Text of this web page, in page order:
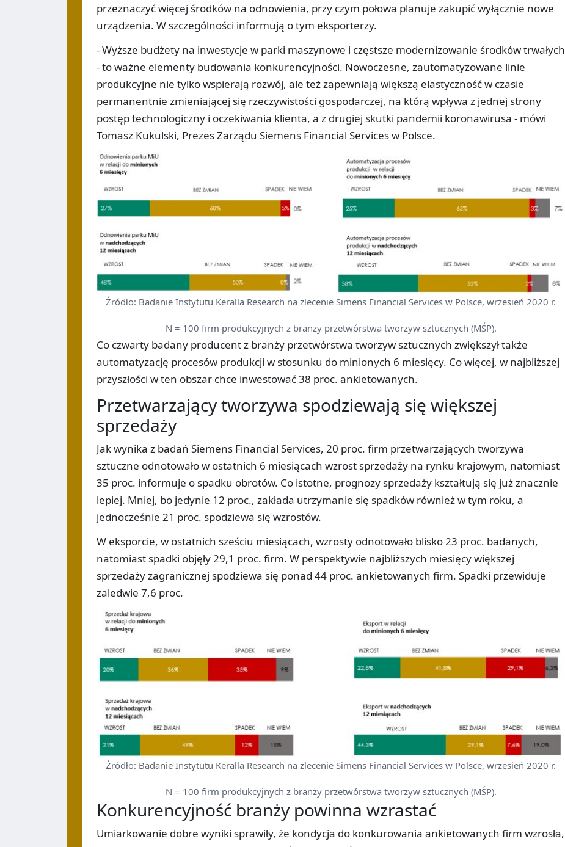
przeznaczyć więcej środków na odnowienia, przy czym połowa planuje zakupić wyłącznie nowe
urządzenia. W szczególności informują o tym eksporterzy.
- Wyższe budżety na inwestycje w parki maszynowe i częstsze modernizowanie środków trwałych
- to ważne elementy budowania konkurencyjności. Nowoczesne, zautomatyzowane linie
produkcyjne nie tylko wspierają rozwój, ale też zapewniają większą elastyczność w czasie
permanentnie zmieniającej się rzeczywistości gospodarczej, na którą wpływa z jednej strony
postęp technologiczny i oczekiwania klienta, a z drugiej skutki pandemii koronawirusa - mówi
Tomasz Kukulski, Prezes Zarządu Siemens Financial Services w Polsce.
Źródło: Badanie Instytutu Keralla Research na zlecenie Simens Financial Services w Polsce, wrzesień 2020 r.
N = 100 firm produkcyjnych z branży przetwórstwa tworzyw sztucznych (MŚP).
Co czwarty badany producent z branży przetwórstwa tworzyw sztucznych zwiększył także
automatyzację procesów produkcji w stosunku do minionych 6 miesięcy. Co więcej, w najbliższej
przyszłości w ten obszar chce inwestować 38 proc. ankietowanych.
Przetwarzający tworzywa spodziewają się większej
sprzedaży
Jak wynika z badań Siemens Financial Services, 20 proc. firm przetwarzających tworzywa
sztuczne odnotowało w ostatnich 6 miesiącach wzrost sprzedaży na rynku krajowym, natomiast
35 proc. informuje o spadku obrotów. Co istotne, prognozy sprzedaży kształtują się już znacznie
lepiej. Mniej, bo jedynie 12 proc., zakłada utrzymanie się spadków również w tym roku, a
jednocześnie 21 proc. spodziewa się wzrostów.
W eksporcie, w ostatnich sześciu miesiącach, wzrosty odnotowało blisko 23 proc. badanych,
natomiast spadki objęły 29,1 proc. firm. W perspektywie najbliższych miesięcy większej
sprzedaży zagranicznej spodziewa się ponad 44 proc. ankietowanych firm. Spadki przewiduje
zaledwie 7,6 proc.
Źródło: Badanie Instytutu Keralla Research na zlecenie Simens Financial Services w Polsce, wrzesień 2020 r.
N = 100 firm produkcyjnych z branży przetwórstwa tworzyw sztucznych (MŚP).
Konkurencyjność branży powinna wzrastać
Umiarkowanie dobre wyniki sprawiły, że kondycja do konkurowania ankietowanych firm wzrosła,